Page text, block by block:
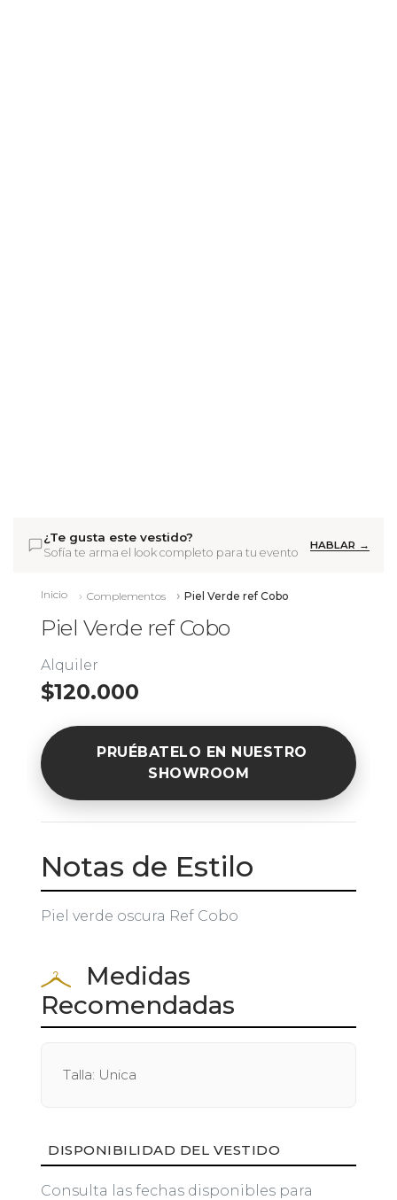
¿Te gusta este vestido?
Sofía te arma el look completo para tu evento
HABLAR →
Inicio Complementos Piel Verde ref Cobo
Piel Verde ref Cobo
Alquiler
$120.000
PRUÉBATELO EN NUESTRO
SHOWROOM
Notas de Estilo
Piel verde oscura Ref Cobo
Medidas
Recomendadas
Talla: Unica
DISPONIBILIDAD DEL VESTIDO
Consulta las fechas disponibles para